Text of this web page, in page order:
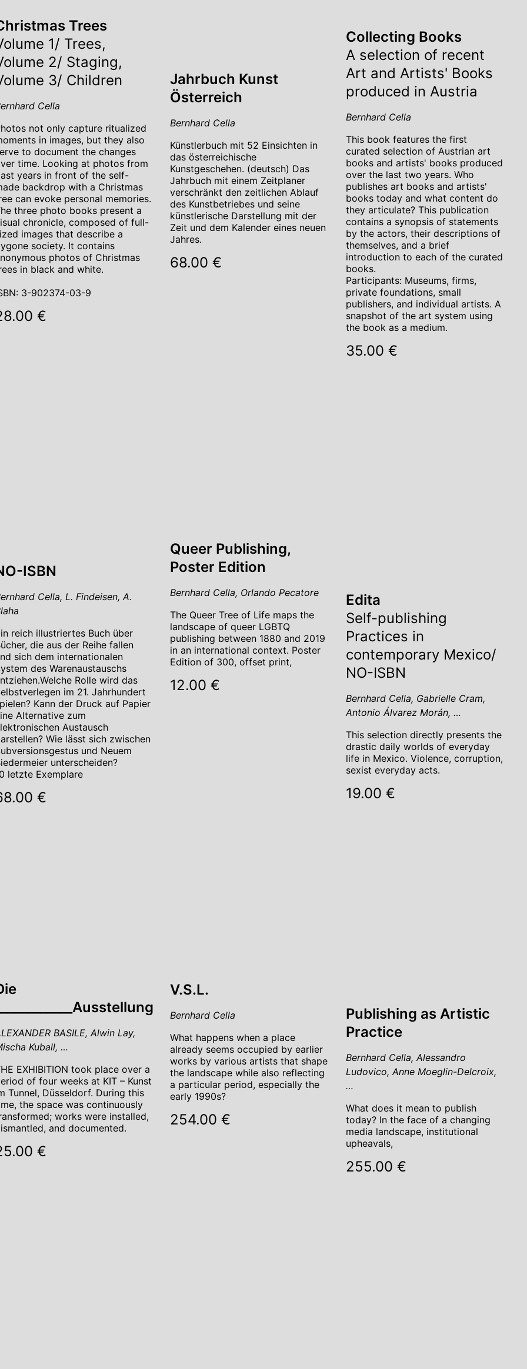
Trees
1/ Trees,
2/ Staging,
3/ Children
Cella
not only capture ritualized
in images, but they also
to document the changes
time. Looking at photos from
years in front of the self-
backdrop with a Christmas
can evoke personal memories.
three photo books present a
chronicle, composed of full-
images that describe a
society. It contains
photos of Christmas
in black and white.
3-902374-03-9
€
Jahrbuch Kunst
Österreich
Bernhard Cella
Künstlerbuch mit 52 Einsichten in
das österreichische
Kunstgeschehen. (deutsch) Das
Jahrbuch mit einem Zeitplaner
verschränkt den zeitlichen Ablauf
des Kunstbetriebes und seine
künstlerische Darstellung mit der
Zeit und dem Kalender eines neuen
Jahres.
68.00 €
Collecting Books
A selection of recent
Art and Artists' Books
produced in Austria
Bernhard Cella
This book features the first
curated selection of Austrian art
books and artists' books produced
over the last two years. Who
publishes art books and artists'
books today and what content do
they articulate? This publication
contains a synopsis of statements
by the actors, their descriptions of
themselves, and a brief
introduction to each of the curated
books.
Participants: Museums, firms,
private foundations, small
publishers, and individual artists. A
snapshot of the art system using
the book as a medium.
35.00 €
ISBN
Cella, L. Findeisen, A.
reich illustriertes Buch über
die aus der Reihe fallen
sich dem internationalen
des Warenaustauschs
Rolle wird das
im 21. Jahrhundert
Kann der Druck auf Papier
Alternative zum
Austausch
Wie lässt sich zwischen
und Neuem
unterscheiden?
letzte Exemplare
€
Queer Publishing,
Poster Edition
Bernhard Cella, Orlando Pecatore
The Queer Tree of Life maps the
landscape of queer LGBTQ
publishing between 1880 and 2019
in an international context. Poster
Edition of 300, offset print,
12.00 €
Edita
Self-publishing
Practices in
contemporary Mexico/
NO-ISBN
Bernhard Cella, Gabrielle Cram,
Antonio Álvarez Morán, …
This selection directly presents the
drastic daily worlds of everyday
life in Mexico. Violence, corruption,
sexist everyday acts.
19.00 €
____________Ausstellung
BASILE, Alwin Lay,
Kuball, …
EXHIBITION took place over a
of four weeks at KIT – Kunst
Tunnel, Düsseldorf. During this
the space was continuously
works were installed,
and documented.
€
V.S.L.
Bernhard Cella
What happens when a place
already seems occupied by earlier
works by various artists that shape
the landscape while also reflecting
a particular period, especially the
early 1990s?
254.00 €
Publishing as Artistic
Practice
Bernhard Cella, Alessandro
Ludovico, Anne Moeglin-Delcroix,
…
What does it mean to publish
today? In the face of a changing
media landscape, institutional
upheavals,
255.00 €